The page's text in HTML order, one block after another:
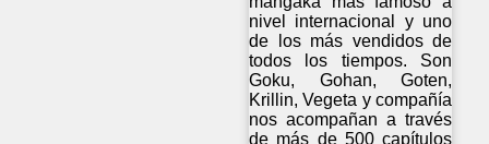
nivel internacional y uno
de los más vendidos de
todos los tiempos. Son
Goku, Gohan, Goten,
Krillin, Vegeta y compañía
nos acompañan a través
de más de 500 capítulos